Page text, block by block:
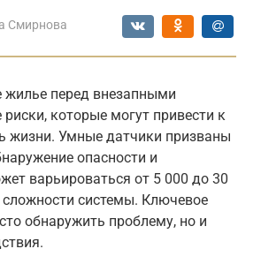
Смирнова
перед внезапными
которые могут привести к
жизни. Умные датчики призваны
опасности и
варьироваться от 5 000 до 30
сложности системы. Ключевое
обнаружить проблему, но и